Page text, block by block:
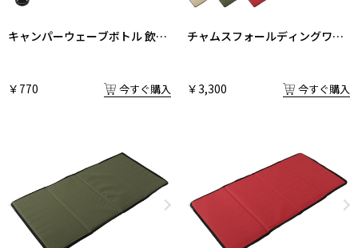
キャンパーウェーブボトル 飲み
￥770 今すぐ購入
チャムスフォールディングワゴ
￥3,300 今すぐ購入